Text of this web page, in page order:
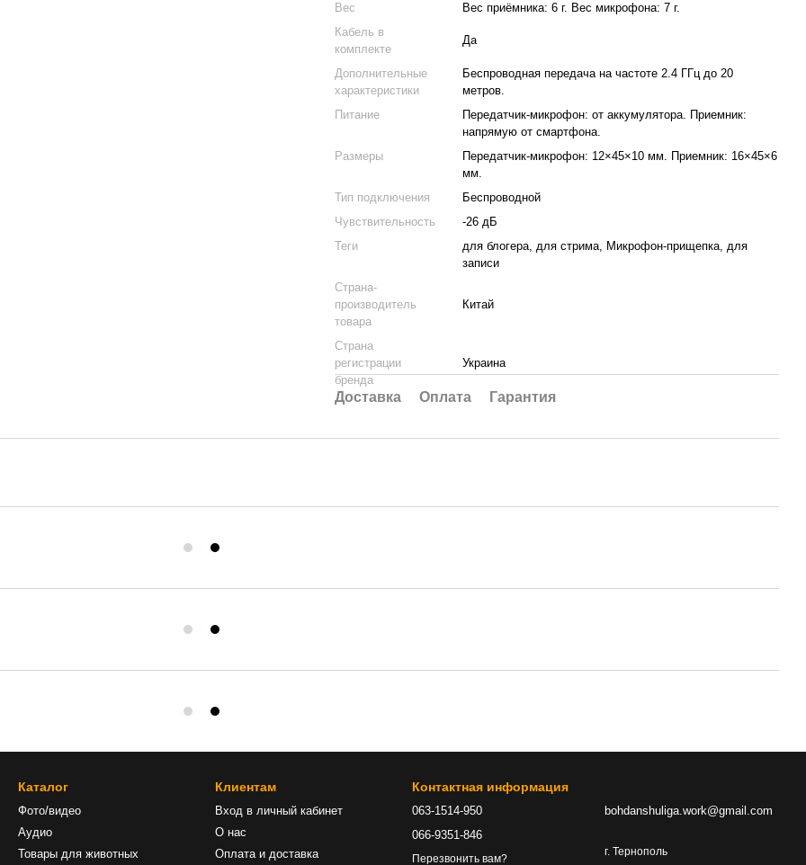
Вес
Вес приёмника: 6 г. Вес микрофона: 7 г.
Кабель в
комплекте
Да
Дополнительные
характеристики
Беспроводная передача на частоте 2.4 ГГц до 20
метров.
Питание
Передатчик-микрофон: от аккумулятора. Приемник:
напрямую от смартфона.
Размеры
Передатчик-микрофон: 12×45×10 мм. Приемник: 16×45×6
мм.
Тип подключения
Беспроводной
Чувствительность
-26 дБ
Теги
для блогера, для стрима, Микрофон-прищепка, для
записи
Страна-
производитель
товара
Китай
Страна
регистрации
бренда
Украина
Доставка Оплата Гарантия
Каталог
Фото/видео
Аудио
Товары для животных
Клиентам
Вход в личный кабинет
О нас
Оплата и доставка
Контактная информация
063-1514-950
066-9351-846
Перезвонить вам?
bohdanshuliga.work@gmail.com
г. Тернополь